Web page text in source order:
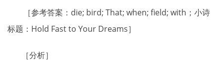
［参考答案：die; bird; That; when; field; with；小诗
标题：Hold Fast to Your Dreams］
［分析］